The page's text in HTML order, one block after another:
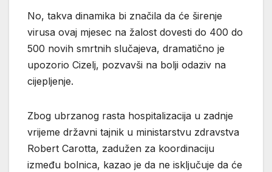
No, takva dinamika bi značila da će širenje
virusa ovaj mjesec na žalost dovesti do 400 do
500 novih smrtnih slučajeva, dramatično je
upozorio Cizelj, pozvavši na bolji odaziv na
cijepljenje.
Zbog ubrzanog rasta hospitalizacija u zadnje
vrijeme državni tajnik u ministarstvu zdravstva
Robert Carotta, zadužen za koordinaciju
između bolnica, kazao je da ne isključuje da će